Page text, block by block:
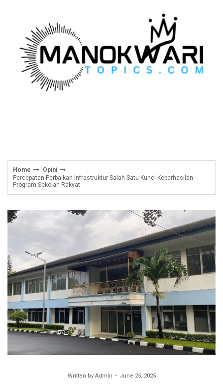
Home
Opini
Percepatan Perbaikan Infrastruktur Salah Satu Kunci Keberhasilan
Program Sekolah Rakyat
Written by Admin June 25, 2025